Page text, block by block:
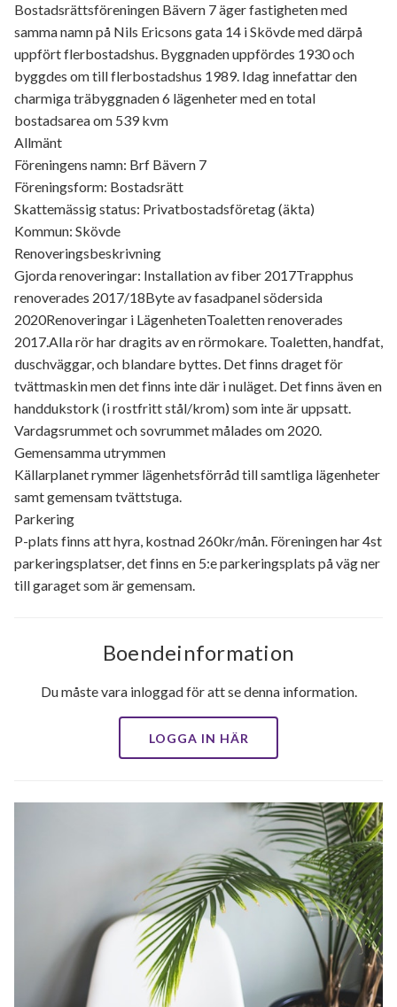
Bostadsrättsföreningen Bävern 7 äger fastigheten med
samma namn på Nils Ericsons gata 14 i Skövde med därpå
uppfört flerbostadshus. Byggnaden uppfördes 1930 och
byggdes om till flerbostadshus 1989. Idag innefattar den
charmiga träbyggnaden 6 lägenheter med en total
bostadsarea om 539 kvm
Allmänt
Föreningens namn: Brf Bävern 7
Föreningsform: Bostadsrätt
Skattemässig status: Privatbostadsföretag (äkta)
Kommun: Skövde
Renoveringsbeskrivning
Gjorda renoveringar: Installation av fiber 2017Trapphus
renoverades 2017/18Byte av fasadpanel södersida
2020Renoveringar i LägenhetenToaletten renoverades
2017.Alla rör har dragits av en rörmokare. Toaletten, handfat,
duschväggar, och blandare byttes. Det finns draget för
tvättmaskin men det finns inte där i nuläget. Det finns även en
handdukstork (i rostfritt stål/krom) som inte är uppsatt.
Vardagsrummet och sovrummet målades om 2020.
Gemensamma utrymmen
Källarplanet rymmer lägenhetsförråd till samtliga lägenheter
samt gemensam tvättstuga.
Parkering
P-plats finns att hyra, kostnad 260kr/mån. Föreningen har 4st
parkeringsplatser, det finns en 5:e parkeringsplats på väg ner
till garaget som är gemensam.
Boendeinformation
Du måste vara inloggad för att se denna information.
LOGGA IN HÄR